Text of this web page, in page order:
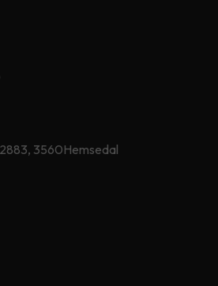
3560Hemsedal